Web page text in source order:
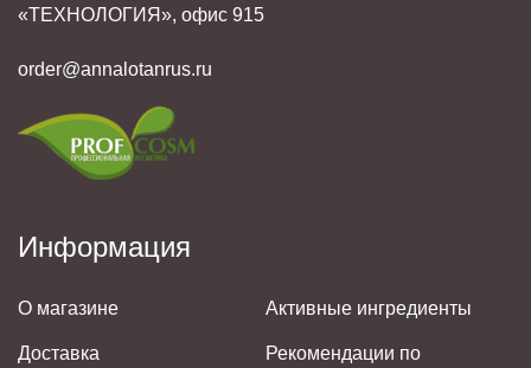
«ТЕХНОЛОГИЯ», офис 915
order@annalotanrus.ru
Информация
О магазине
Доставка
Активные ингредиенты
Рекомендации по